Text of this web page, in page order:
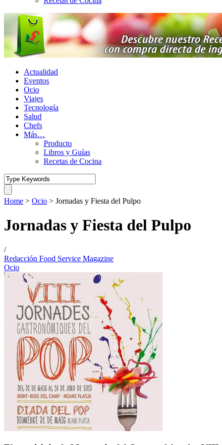
Actualidad
Eventos
Ocio
Viajes
Tecnología
Salud
Chefs
Más…
Producto
Libros y Guías
Recetas de Cocina
Home > Ocio > Jornadas y Fiesta del Pulpo
Jornadas y Fiesta del Pulpo
/
Redacción Food Service Magazine
Ocio